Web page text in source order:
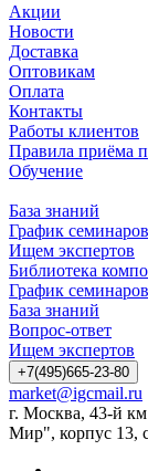
Акции
Новости
Доставка
Оптовикам
Оплата
Контакты
Работы клиентов
Правила приёма
Обучение
База знаний
График семинаров
Ищем экспертов
Библиотека
График семинаров
База знаний
Вопрос-ответ
Ищем экспертов
+7(495)665-23-80
market@igcmail.ru
г. Москва, 43-й
Мир", корпус 13,